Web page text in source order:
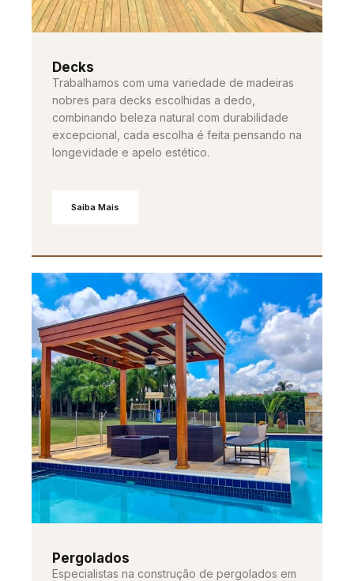
Decks
Trabalhamos com uma variedade de madeiras
nobres para decks escolhidas a dedo,
combinando beleza natural com durabilidade
excepcional, cada escolha é feita pensando na
longevidade e apelo estético.
Saiba Mais
Pergolados
Especialistas na construção de pergolados em